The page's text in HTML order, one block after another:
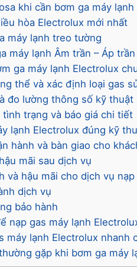
khi cần bơm ga máy lạnh
hòa Electrolux mới nhất
máy lạnh treo tường
máy lạnh Âm trần – Áp
ga máy lạnh Electrolux
thể và xác định loại gas
đo lường thông số kỹ thuật
trạng và báo giá chi tiết
lạnh Electrolux đúng kỹ
hành và bàn giao cho
mãi sau dịch vụ
và hậu mãi cho dịch vụ
dịch vụ
bảo hành
nạp gas máy lạnh
máy lạnh Electrolux nhanh
gặp khi bơm ga máy